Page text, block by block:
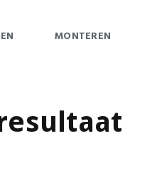
MONTEREN